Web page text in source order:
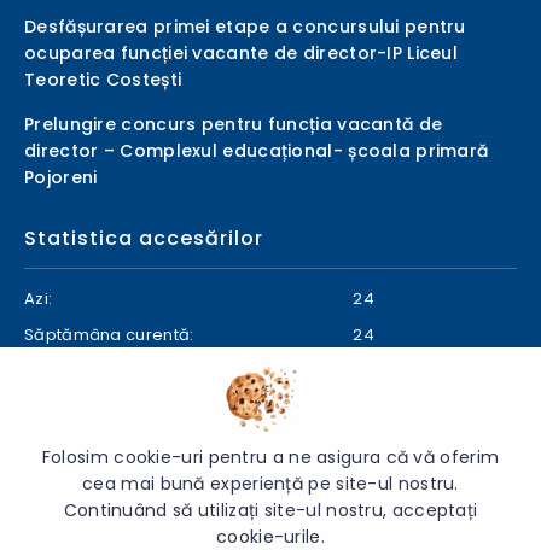
Desfășurarea primei etape a concursului pentru
ocuparea funcției vacante de director-IP Liceul
Teoretic Costești
Prelungire concurs pentru funcția vacantă de
director – Complexul educațional- școala primară
Pojoreni
Statistica accesărilor
Azi:
24
Săptămâna curentă:
24
© 2026 Direcția Generală Educație Ialoveni - Toate drepturile
rezervate.
Folosim cookie-uri pentru a ne asigura că vă oferim
cea mai bună experiență pe site-ul nostru.
Continuând să utilizați site-ul nostru, acceptați
cookie-urile.